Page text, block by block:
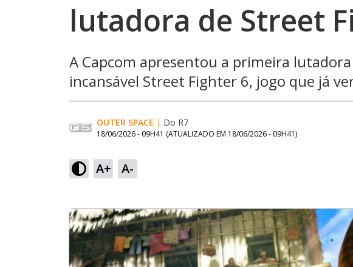
lutadora de Street
A Capcom apresentou a primeira
incansável Street Fighter 6, jogo que já
OUTER SPACE | Do R7
18/06/2026 - 09H41 (ATUALIZADO EM 18/06/2026 - 09H41)
A+ A-